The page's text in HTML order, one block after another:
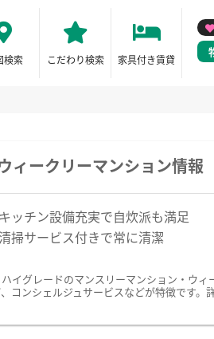
検索 こだわり検索 家具付き賃貸
ィークリーマンション情報
キッチン設備充実で自炊派も満足
掃サービス付きで常に清潔
イグレードのマンスリーマンション・ウ
ンシェルジュサービスなどが特徴です。